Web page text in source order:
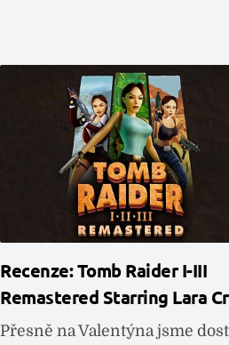
Recenze: Tomb Raider I-III
Remastered Starring Lara
Přesně na Valentýna jsme